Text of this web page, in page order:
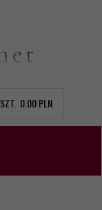
SZT. 0.00PLN